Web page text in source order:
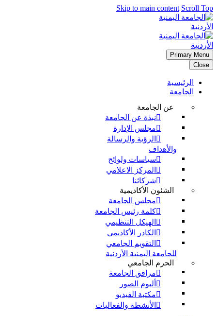
Skip to main content Scroll
Primary
الرئيسية
الجامعة
عن الجامعة
نبذة عن الجامعة
مجلس الإدارة
الرؤية والرسالة
والأهداف
سياسات ولوائح
المركز الاعلامي
شركائنا
الشئون الأكاديمية
مجلس الجامعة
كلمة رئيس الجامعة
الهيكل التنظيمي
الكادر الأكاديمي
التقويم الجامعي
للجامعة اليمنية الأردنية
الحرم الجامعي
مرافق الجامعة
ألبوم الصور
مكتبة الفيديو
الأنشطة والفعاليات